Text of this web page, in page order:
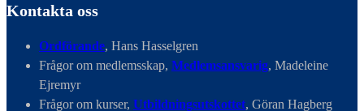
Kontakta oss
Ordförande, Hans Hasselgren
Frågor om medlemsskap, Medlemsansvarig, Madeleine
Ejremyr
Frågor om kurser, Utbildningsutskottet, Göran Hagberg